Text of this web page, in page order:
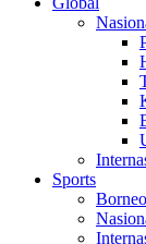
Sports
Borneo